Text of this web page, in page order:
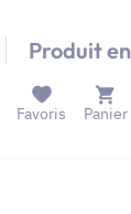
Produit
Panier
Favoris